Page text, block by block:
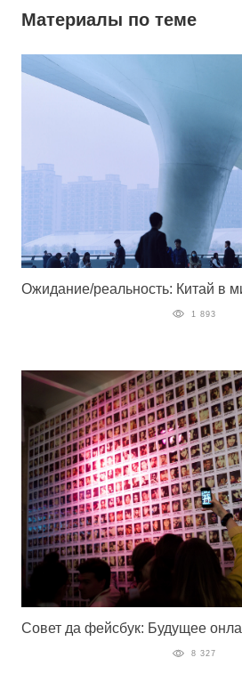
Материалы по теме
Ожидание/реальность: Китай в
1 893
Совет да фейсбук: Будущее
8 327